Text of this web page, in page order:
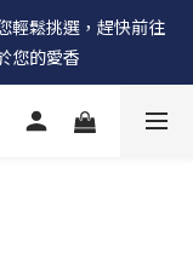
輕鬆挑選，趕快前往
您的愛香